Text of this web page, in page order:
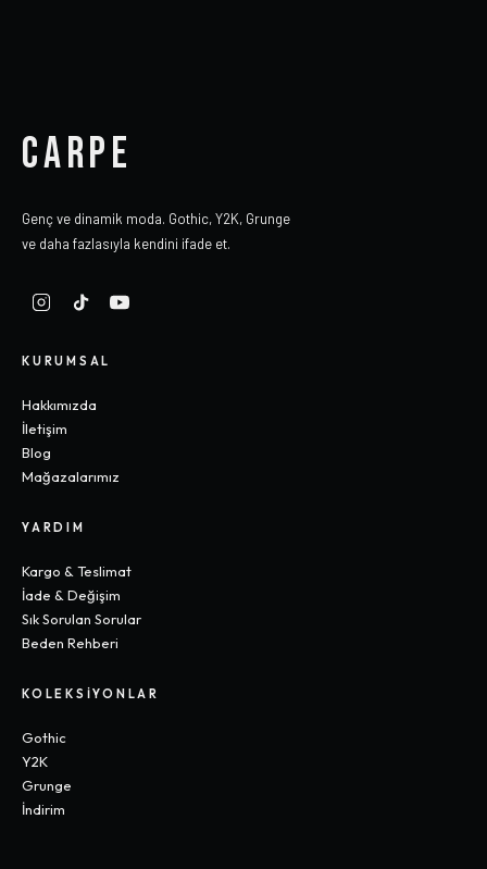
CARPE
Genç ve dinamik moda. Gothic, Y2K, Grunge
ve daha fazlasıyla kendini ifade et.
KURUMSAL
Hakkımızda
İletişim
Blog
Mağazalarımız
YARDIM
Kargo & Teslimat
İade & Değişim
Sık Sorulan Sorular
Beden Rehberi
KOLEKSIYONLAR
Gothic
Y2K
Grunge
İndirim